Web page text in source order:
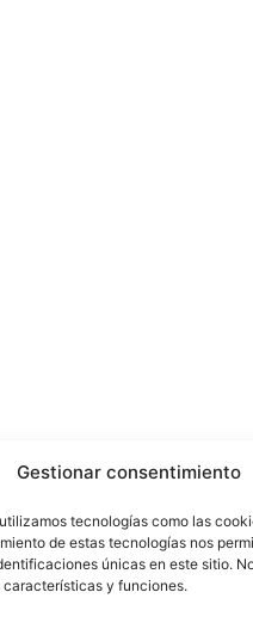
Gestionar consentimiento
tecnologías como las
de estas tecnologías nos
únicas en este sitio.
y funciones.